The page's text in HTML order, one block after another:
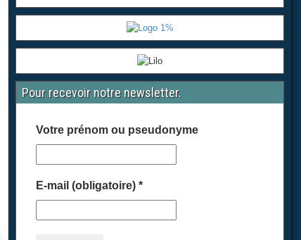
Pour recevoir notre newsletter.
Votre prénom ou pseudonyme
E-mail (obligatoire)*